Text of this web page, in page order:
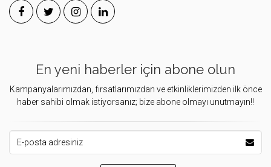
En yeni haberler için abone olun
Kampanyalarımızdan, fırsatlarımızdan ve etkinliklerimizden ilk önce
haber sahibi olmak istiyorsanız; bize abone olmayı unutmayın!!